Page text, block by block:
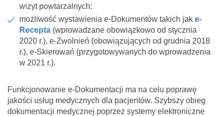
wizyt powtarzalnych;
możliwość wystawienia e-Dokumentów takich jak e-
Recepta (wprowadzane obowiązkowo od stycznia
2020 r.), e-Zwolnień (obowiązujących od grudnia 2018
r.), e-Skierowań (przygotowywanych do wprowadzenia
w 2021 r.).
Funkcjonowanie e-Dokumentacji ma na celu poprawę
jakości usług medycznych dla pacjentów. Szybszy obieg
dokumentacji medycznej poprzez systemy elektroniczne